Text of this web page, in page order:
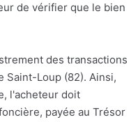
de vérifier que le bien
des transactions
Saint-Loup (82). Ainsi,
l'acheteur doit
payée au Trésor